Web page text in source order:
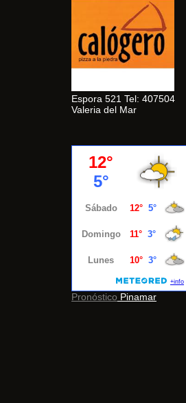
Espora 521 Tel: 407504
Valeria del Mar
Pronóstico Pinamar